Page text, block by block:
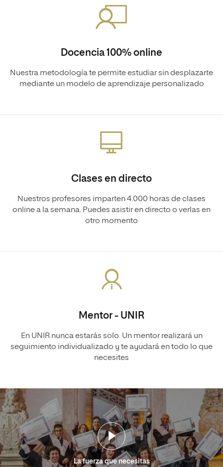
Docencia 100% online
Nuestra metodología te permite estudiar sin desplazarte
mediante un modelo de aprendizaje personalizado
Clases en directo
Nuestros profesores imparten 4.000 horas de clases
online a la semana. Puedes asistir en directo o verlas en
otro momento
Mentor - UNIR
En UNIR nunca estarás solo. Un mentor realizará un
seguimiento individualizado y te ayudará en todo lo que
necesites
La fuerza que necesitas